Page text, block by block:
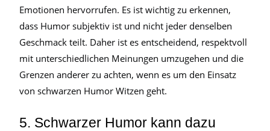
Emotionen hervorrufen. Es ist wichtig zu erkennen,
dass Humor subjektiv ist und nicht jeder denselben
Geschmack teilt. Daher ist es entscheidend, respektvoll
mit unterschiedlichen Meinungen umzugehen und die
Grenzen anderer zu achten, wenn es um den Einsatz
von schwarzen Humor Witzen geht.
5. Schwarzer Humor kann dazu